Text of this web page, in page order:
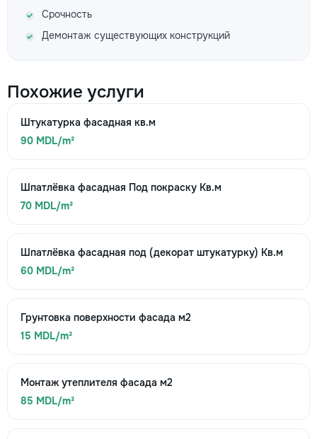
Срочность
Демонтаж существующих конструкций
Похожие услуги
Штукатурка фасадная кв.м
90 MDL/m²
Шпатлёвка фасадная Под покраску Кв.м
70 MDL/m²
Шпатлёвка фасадная под (декорат штукатурку) Кв.м
60 MDL/m²
Грунтовка поверхности фасада м2
15 MDL/m²
Монтаж утеплителя фасада м2
85 MDL/m²